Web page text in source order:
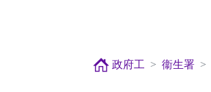
政府工 衞生署